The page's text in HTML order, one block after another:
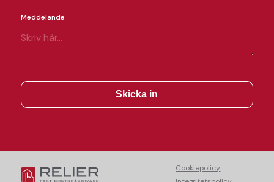
Meddelande
Cookiepolicy